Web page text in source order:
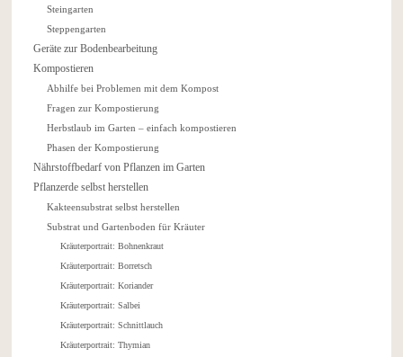
Steingarten
Steppengarten
Geräte zur Bodenbearbeitung
Kompostieren
Abhilfe bei Problemen mit dem Kompost
Fragen zur Kompostierung
Herbstlaub im Garten – einfach kompostieren
Phasen der Kompostierung
Nährstoffbedarf von Pflanzen im Garten
Pflanzerde selbst herstellen
Kakteensubstrat selbst herstellen
Substrat und Gartenboden für Kräuter
Kräuterportrait: Bohnenkraut
Kräuterportrait: Borretsch
Kräuterportrait: Koriander
Kräuterportrait: Salbei
Kräuterportrait: Schnittlauch
Kräuterportrait: Thymian